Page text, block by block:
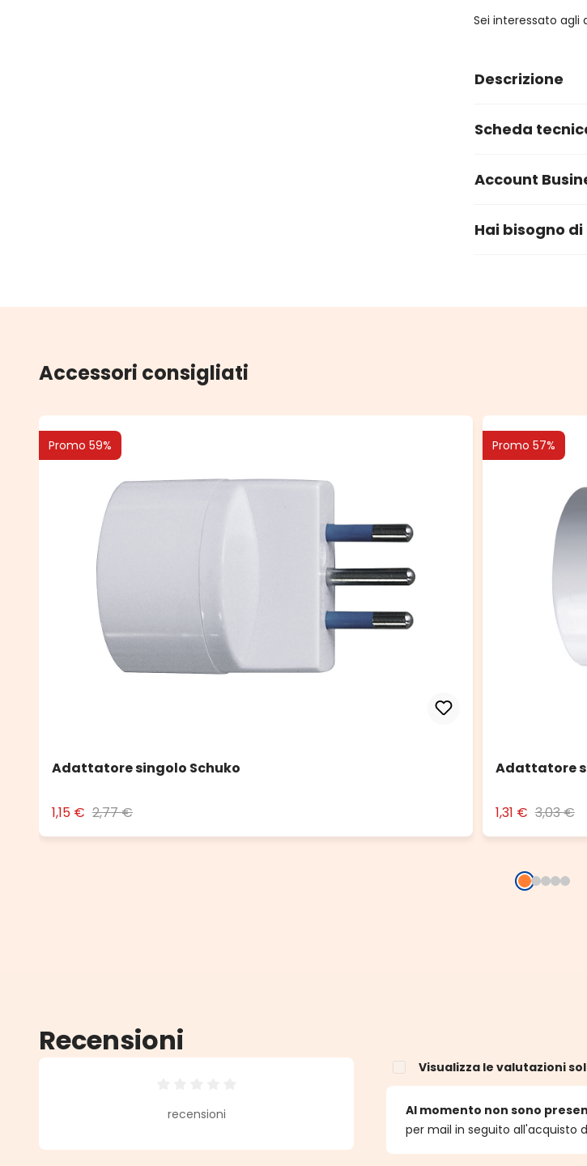
Sei interessato agli
Descrizione
Scheda
Account
Hai bisogno
Accessori consigliati
Promo 59%
Adattatore singolo Schuko
1,15 € 2,77 €
Promo 57%
Adattatore
1,31 € 3,03 €
Recensioni
Valutazione media di 0 su 5 stelle
recensioni
Visualizza le valutazioni
Al momento non sono
per mail in seguito all'acquisto